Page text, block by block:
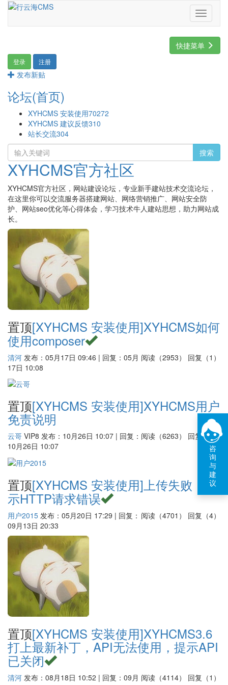
Toggle
快捷菜单
登录 注册
发布新贴
论坛(首页)
XYHCMS 安装使用70272
XYHCMS 建议反馈310
站长交流304
搜索
XYHCMS官方社区
XYHCMS官方社区，网站建设论坛，专业新手建站技术交流论坛，
在这里你可以交流服务器搭建网站、网络营销推广、网站安全防
护、网站seo优化等心得体会，学习技术牛人建站思想，助力网站成
长。
置顶[XYHCMS 安装使用]XYHCMS如何
使用composer
阅读（2953） 回复（1）
清河 发布：05月17日 09:46 | 回复：05月
17日 10:08
置顶[XYHCMS 安装使用]XYHCMS用户
免责说明
阅读（6263） 回复（0）
云哥 VIP8 发布：10月26日 10:07 | 回复：
10月26日 10:07
置顶[XYHCMS 安装使用] 上传失败，提
示HTTP请求错误
阅读（4701） 回复（4）
用户2015 发布：05月20日 17:29 | 回复：
09月13日 20:33
置顶[XYHCMS 安装使用]XYHCMS3.6
打上最新补丁，API无法使用，提示API
已关闭
阅读（4114） 回复（1）
清河 发布：08月18日 10:52 | 回复：09月
咨
询
与
建
议